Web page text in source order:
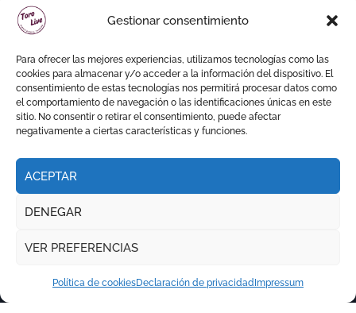
Gestionar consentimiento
Para ofrecer las mejores experiencias, utilizamos tecnologías como las
cookies para almacenar y/o acceder a la información del dispositivo. El
consentimiento de estas tecnologías nos permitirá procesar datos como
el comportamiento de navegación o las identificaciones únicas en este
sitio. No consentir o retirar el consentimiento, puede afectar
negativamente a ciertas características y funciones.
ACEPTAR
DENEGAR
VER PREFERENCIAS
Política de cookiesDeclaración de privacidad Impressum
David de Miranda sale a
hombros y Borja Jiménez
firma la faena de mayor
impacto en El Puerto